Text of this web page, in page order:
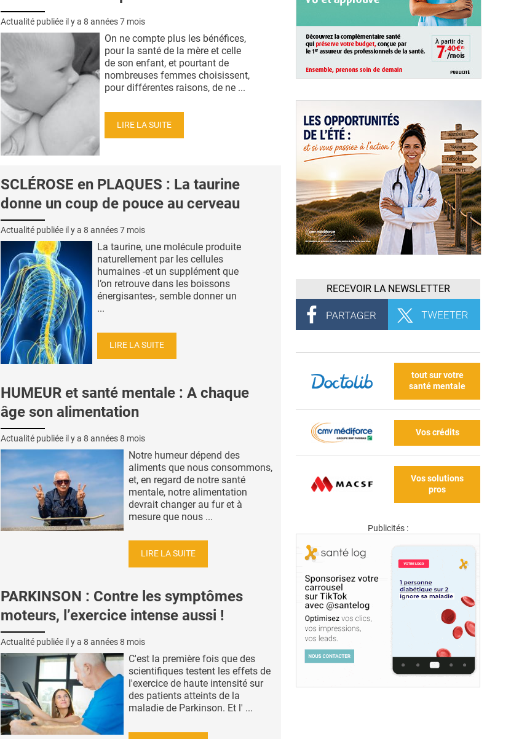
Actualité publiée il y a 8 années 7 mois
On ne compte plus les bénéfices,
pour la santé de la mère et celle
de son enfant, et pourtant de
nombreuses femmes choisissent,
pour différentes raisons, de ne ...
LIRE LA SUITE
SCLÉROSE en PLAQUES : La taurine
donne un coup de pouce au cerveau
Actualité publiée il y a 8 années 7 mois
La taurine, une molécule produite
naturellement par les cellules
humaines -et un supplément que
l’on retrouve dans les boissons
énergisantes-, semble donner un
...
LIRE LA SUITE
HUMEUR et santé mentale : A chaque
âge son alimentation
Actualité publiée il y a 8 années 8 mois
Notre humeur dépend des
aliments que nous consommons,
et, en regard de notre santé
mentale, notre alimentation
devrait changer au fur et à
mesure que nous ...
LIRE LA SUITE
PARKINSON : Contre les symptômes
moteurs, l’exercice intense aussi !
Actualité publiée il y a 8 années 8 mois
C'est la première fois que des
scientifiques testent les effets de
l'exercice de haute intensité sur
des patients atteints de la
maladie de Parkinson. Et l' ...
RECEVOIR LA NEWSLETTER
tout sur votre
santé mentale
Vos crédits
Vos solutions
pros
Publicités :